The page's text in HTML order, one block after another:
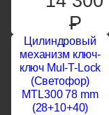
P
Цилиндровый
механизм ключ-
ключ Mul-T-Lock
(Светофор)
MTL300 78 mm
(28+10+40)